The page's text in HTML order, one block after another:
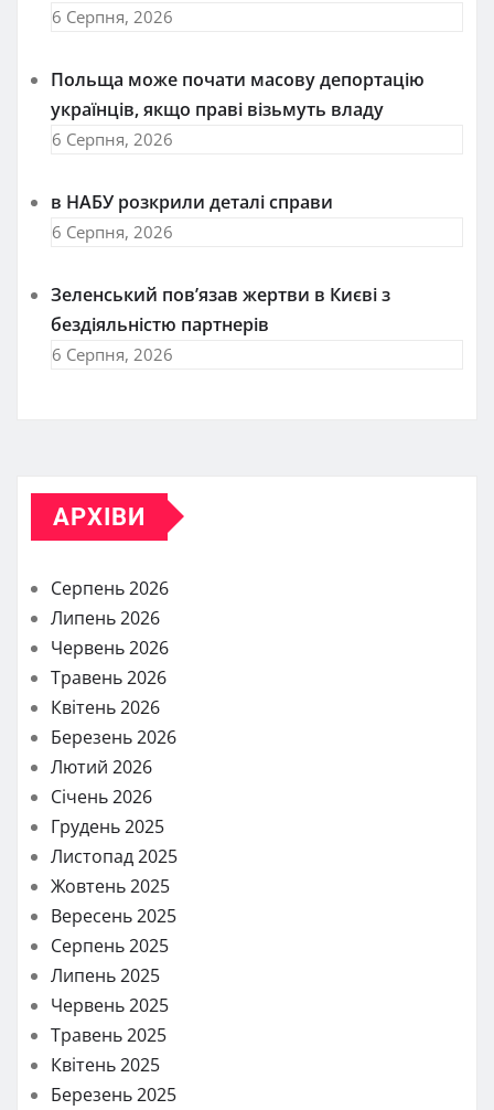
6 Серпня, 2026
Польща може почати масову депортацію
українців, якщо праві візьмуть владу
6 Серпня, 2026
в НАБУ розкрили деталі справи
6 Серпня, 2026
Зеленський пов’язав жертви в Києві з
бездіяльністю партнерів
6 Серпня, 2026
АРХІВИ
Серпень 2026
Липень 2026
Червень 2026
Травень 2026
Квітень 2026
Березень 2026
Лютий 2026
Січень 2026
Грудень 2025
Листопад 2025
Жовтень 2025
Вересень 2025
Серпень 2025
Липень 2025
Червень 2025
Травень 2025
Квітень 2025
Березень 2025